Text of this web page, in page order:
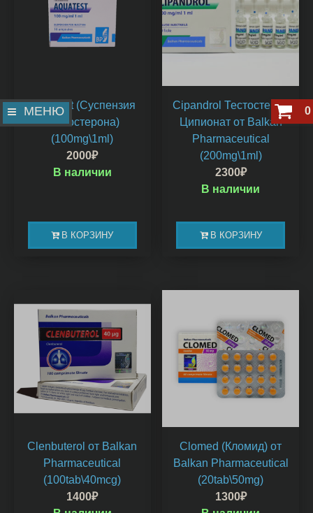
МЕНЮ
Aquatest (Суспензия
Тестостерона)
(100mg\1ml)
2000₽
В КОРЗИНУ
В наличии
Cipandrol Тестостерон
Ципионат от Balkan
Pharmaceutical
(200mg\1ml)
2300₽
В КОРЗИНУ
В наличии
Clenbuterol от Balkan
Pharmaceutical
(100tab\40mcg)
1400₽
Clomed (Кломид) от
Balkan Pharmaceutical
(20tab\50mg)
1300₽
0